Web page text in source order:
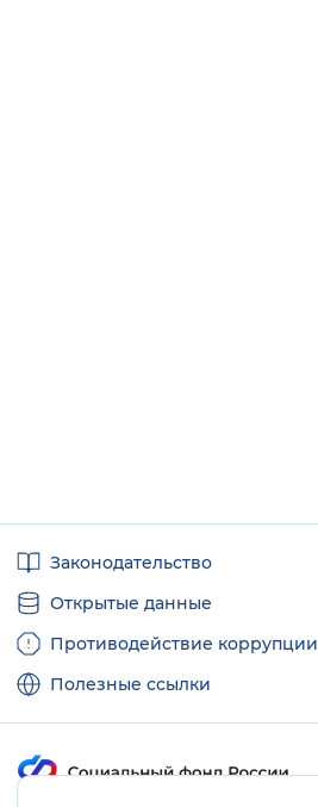
ссылкиЗаконодательство
Открытые данные
Противодействие коррупции
Полезные ссылки